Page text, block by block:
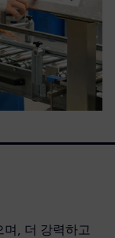
며, 더 강력하고